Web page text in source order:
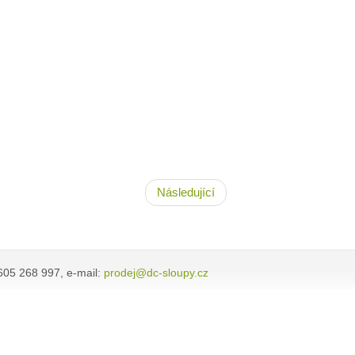
Následující
268 997, e-mail: prodej@dc-sloupy.cz